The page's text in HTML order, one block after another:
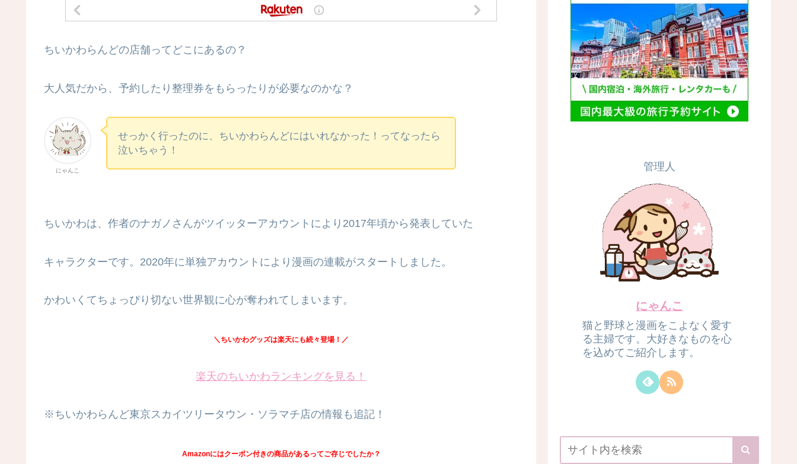
ちいかわらんどの店舗ってどこにあるの？
大人気だから、予約したり整理券をもらったりが必要なのかな？
にゃんこ
せっかく行ったのに、ちいかわらんどにはいれなかった！ってなったら
泣いちゃう！
ちいかわは、作者のナガノさんがツイッターアカウントにより2017年頃から発表していた
キャラクターです。2020年に単独アカウントにより漫画の連載がスタートしました。
かわいくてちょっぴり切ない世界観に心が奪われてしまいます。
＼ちいかわグッズは楽天にも続々登場！／
楽天のちいかわランキングを見る！
※ちいかわらんど東京スカイツリータウン・ソラマチ店の情報も追記！
Amazonにはクーポン付きの商品があるってご存じでしたか？
管理人
にゃんこ
猫と野球と漫画をこよなく愛す
る主婦です。大好きなものを心
を込めてご紹介します。